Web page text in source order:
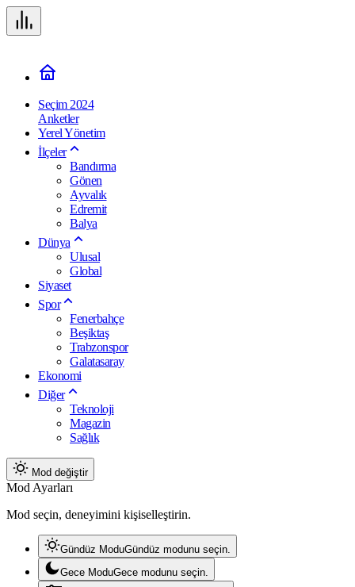
Seçim 2024
Anketler
Yerel Yönetim
İlçeler
Bandırma
Gönen
Ayvalık
Edremit
Balya
Dünya
Ulusal
Global
Siyaset
Spor
Fenerbahçe
Beşiktaş
Trabzonspor
Galatasaray
Ekonomi
Diğer
Teknoloji
Magazin
Sağlık
Mod değiştir
Mod Ayarları
Mod seçin, deneyimini kişiselleştirin.
Gündüz ModuGündüz modunu seçin.
Gece ModuGece modunu seçin.